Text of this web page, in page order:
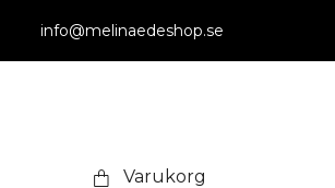
info@melinaedeshop.se
Varukorg